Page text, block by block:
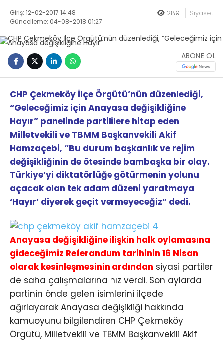
Giriş: 12-02-2017 14:48
Güncelleme: 04-08-2018 01:27
289 Siyaset
ABONE OL
CHP Çekmeköy İlçe Örgütü’nün düzenlediği,
“Geleceğimiz için Anayasa değişikliğine
Hayır” panelinde partililere hitap eden
Milletvekili ve TBMM Başkanvekili Akif
Hamzaçebi, “Bu durum başkanlık ve rejim
değişikliğinin de ötesinde bambaşka bir olay.
Türkiye’yi diktatörlüğe götürmenin yolunu
açacak olan tek adam düzeni yaratmaya
‘Hayır’ diyerek geçit vermeyeceğiz” dedi.
Anayasa değişikliğine ilişkin halk oylamasına
gideceğimiz Referandum tarihinin 16 Nisan
olarak kesinleşmesinin ardından siyasi partiler
de saha çalışmalarına hız verdi. Son aylarda
partinin önde gelen isimlerini ilçede
ağırlayarak Anayasa değişikliği hakkında
kamuoyunu bilgilendiren CHP Çekmeköy
Örgütü, Milletvekili ve TBMM Başkanvekili Akif